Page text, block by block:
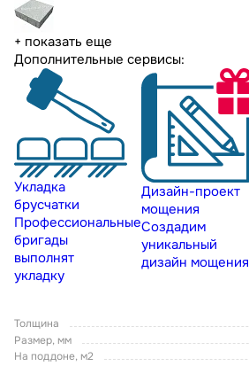
+ показать еще
Дополнительные сервисы:
Укладка
брусчатки
Профессиональные
бригады
выполнят
укладку
Дизайн-проект
мощения
Создадим
уникальный
дизайн мощения
Толщина
Размер, мм
На поддоне, м2